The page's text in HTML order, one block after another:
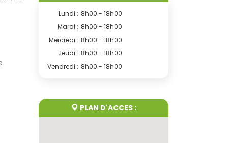
Lundi : 8h00 - 18h00
Mardi : 8h00 - 18h00
Mercredi : 8h00 - 18h00
Jeudi : 8h00 - 18h00
Vendredi : 8h00 - 18h00
PLAN D'ACCES :